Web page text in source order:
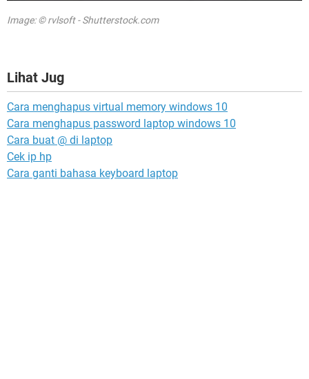
Image: © rvlsoft - Shutterstock.com
Lihat Jug
Cara menghapus virtual memory windows 10
Cara menghapus password laptop windows 10
Cara buat @ di laptop
Cek ip hp
Cara ganti bahasa keyboard laptop